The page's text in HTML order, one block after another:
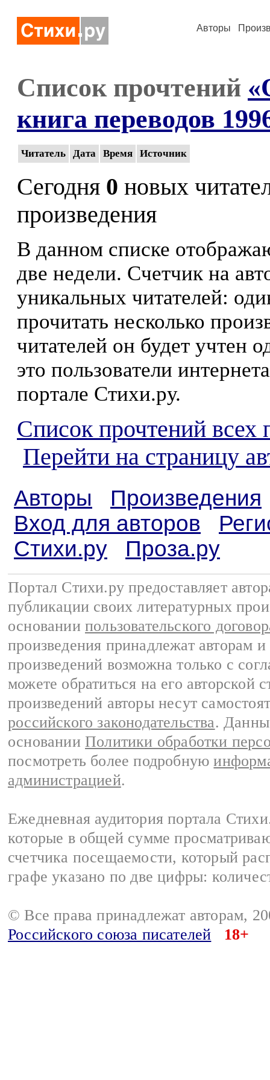
Авторы
Список прочтений
книга переводов
Читатель Дата Время Источник
Сегодня 0 новых
произведения
В данном списке
две недели. Счетчик на
уникальных читателей:
прочитать несколько
читателей он будет учтен
это пользователи
портале Стихи.ру.
Список прочтений всех
Перейти на страницу
Авторы
Произведения
Вход для авторов
Стихи.ру
Проза.ру
Портал Стихи.ру предоставляет
публикации своих литературных
основании пользовательского
произведения принадлежат авторам
произведений возможна только с
можете обратиться на его авторской
произведений авторы несут
российского законодательства.
основании Политики обработки
посмотреть более подробную
администрацией.
Ежедневная аудитория портала
которые в общей сумме
счетчика посещаемости, который
графе указано по две цифры:
© Все права принадлежат авторам,
Российского союза писателей
18+